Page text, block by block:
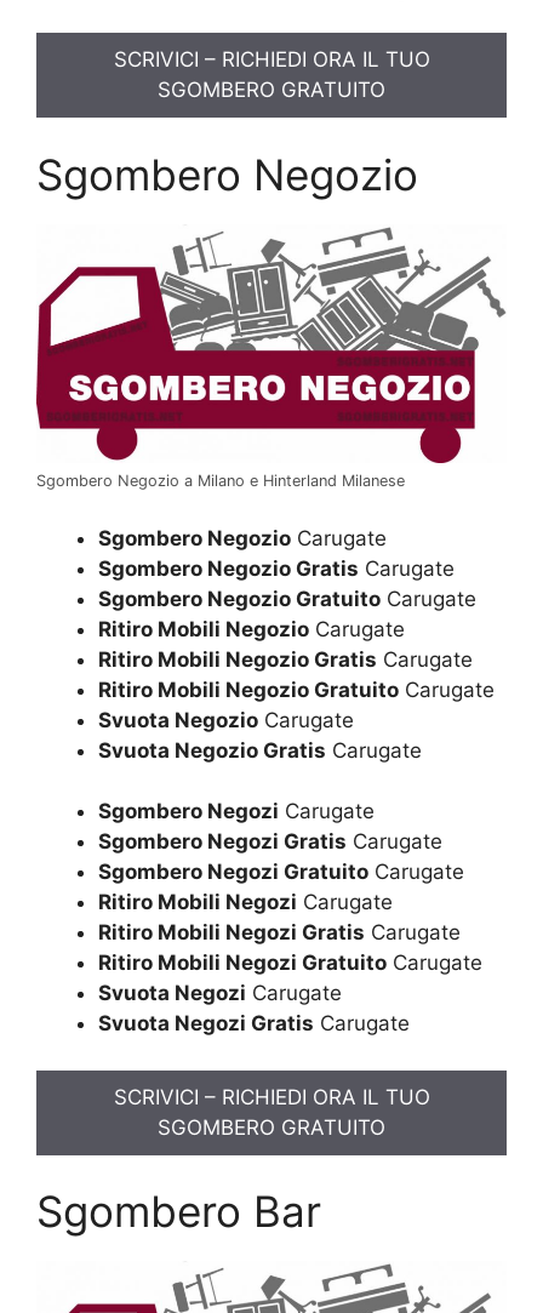
SCRIVICI – RICHIEDI ORA IL TUO
SGOMBERO GRATUITO
Sgombero Negozio
Sgombero Negozio a Milano e Hinterland Milanese
Sgombero Negozio Carugate
Sgombero Negozio Gratis Carugate
Sgombero Negozio Gratuito Carugate
Ritiro Mobili Negozio Carugate
Ritiro Mobili Negozio Gratis Carugate
Ritiro Mobili Negozio Gratuito Carugate
Svuota Negozio Carugate
Svuota Negozio Gratis Carugate
Sgombero Negozi Carugate
Sgombero Negozi Gratis Carugate
Sgombero Negozi Gratuito Carugate
Ritiro Mobili Negozi Carugate
Ritiro Mobili Negozi Gratis Carugate
Ritiro Mobili Negozi Gratuito Carugate
Svuota Negozi Carugate
Svuota Negozi Gratis Carugate
SCRIVICI – RICHIEDI ORA IL TUO
SGOMBERO GRATUITO
Sgombero Bar